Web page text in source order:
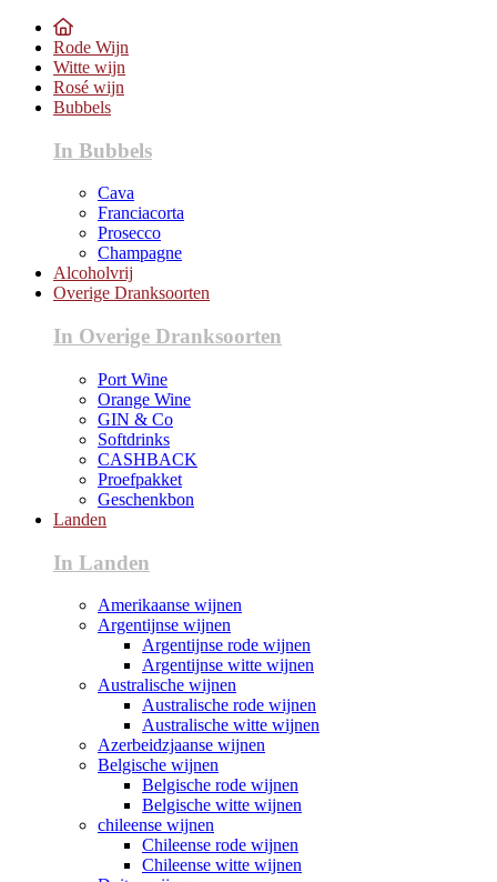
Rode Wijn
Witte wijn
Rosé wijn
Bubbels
In Bubbels
Cava
Franciacorta
Prosecco
Champagne
Alcoholvrij
Overige Dranksoorten
In Overige Dranksoorten
Port Wine
Orange Wine
GIN & Co
Softdrinks
CASHBACK
Proefpakket
Geschenkbon
Landen
In Landen
Amerikaanse wijnen
Argentijnse wijnen
Argentijnse rode wijnen
Argentijnse witte wijnen
Australische wijnen
Australische rode wijnen
Australische witte wijnen
Azerbeidzjaanse wijnen
Belgische wijnen
Belgische rode wijnen
Belgische witte wijnen
chileense wijnen
Chileense rode wijnen
Chileense witte wijnen